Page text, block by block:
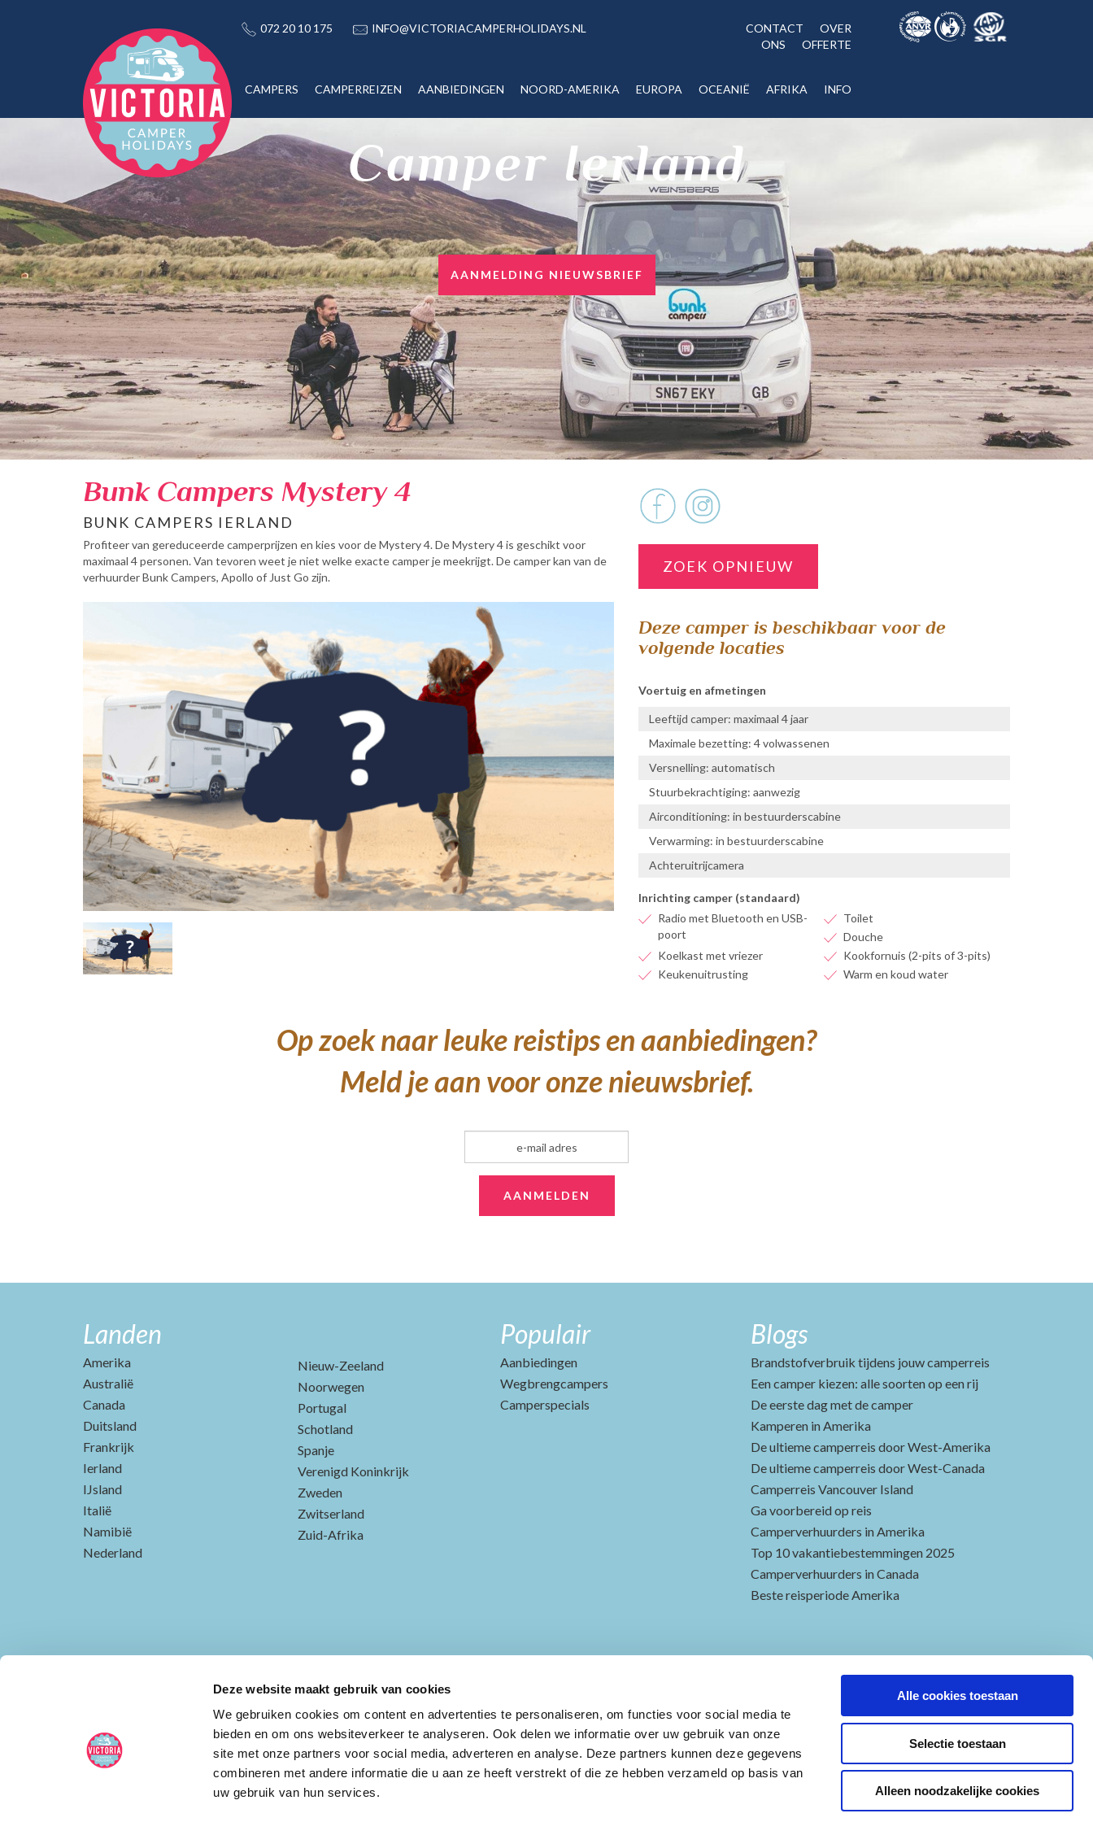
Deze website maakt gebruik van cookies
We gebruiken cookies om content en advertenties te personaliseren, om functies voor social media te
bieden en om ons websiteverkeer te analyseren. Ook delen we informatie over uw gebruik van onze
site met onze partners voor social media, adverteren en analyse. Deze partners kunnen deze gegevens
combineren met andere informatie die u aan ze heeft verstrekt of die ze hebben verzameld op basis van
uw gebruik van hun services.
Alle cookies toestaan
Selectie toestaan
Alleen noodzakelijke cookies
072 20 10 175 INFO@VICTORIACAMPERHOLIDAYS.NL CONTACT
OVER
ONS
OFFERTE
CAMPERS CAMPERREIZEN AANBIEDINGEN NOORD-AMERIKA EUROPA OCEANIË AFRIKA INFO
Camper Ierland
AANMELDING NIEUWSBRIEF
Bunk Campers Mystery 4
BUNK CAMPERS IERLAND
Profiteer van gereduceerde camperprijzen en kies voor de Mystery 4. De Mystery 4 is geschikt voor
maximaal 4 personen. Van tevoren weet je niet welke exacte camper je meekrijgt. De camper kan van de
verhuurder Bunk Campers, Apollo of Just Go zijn.
ZOEK OPNIEUW
Deze camper is beschikbaar voor de
volgende locaties
Voertuig en afmetingen
Leeftijd camper: maximaal 4 jaar
Maximale bezetting: 4 volwassenen
Versnelling: automatisch
Stuurbekrachtiging: aanwezig
Airconditioning: in bestuurderscabine
Verwarming: in bestuurderscabine
Achteruitrijcamera
Inrichting camper (standaard)
Radio met Bluetooth en USB-
poort
Toilet
Douche
Koelkast met vriezer
Kookfornuis (2-pits of 3-pits)
Keukenuitrusting
Warm en koud water
Op zoek naar leuke reistips en aanbiedingen?
Meld je aan voor onze nieuwsbrief.
Landen
Amerika
Australië
Canada
Duitsland
Frankrijk
Ierland
IJsland
Italië
Namibië
Nederland
Nieuw-Zeeland
Noorwegen
Portugal
Schotland
Spanje
Verenigd Koninkrijk
Zweden
Zwitserland
Zuid-Afrika
Populair
Aanbiedingen
Wegbrengcampers
Camperspecials
Blogs
Brandstofverbruik tijdens jouw camperreis
Een camper kiezen: alle soorten op een rij
De eerste dag met de camper
Kamperen in Amerika
De ultieme camperreis door West-Amerika
De ultieme camperreis door West-Canada
Camperreis Vancouver Island
Ga voorbereid op reis
Camperverhuurders in Amerika
Top 10 vakantiebestemmingen 2025
Camperverhuurders in Canada
Beste reisperiode Amerika